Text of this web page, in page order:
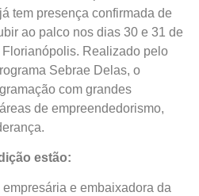
tem presença confirmada de
ao palco nos dias 30 e 31 de
Realizado pelo
Sebrae Delas, o
com grandes
de empreendedorismo,
estão:
e embaixadora da